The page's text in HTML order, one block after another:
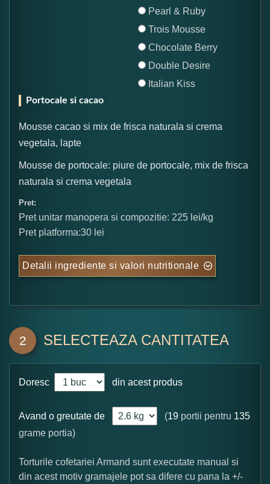
Pearl & Ruby
Trois Mousse
Chocolate Berry
Double Desire
Italian Kiss
Portocale si cacao
Mousse cacao si mix de frisca naturala si crema
vegetala, lapte
Mousse de portocale: piure de portocale, mix de frisca
naturala si crema vegetala
Pret:
Pret unitar manopera si compozitie: 225 lei/kg
Pret platforma:30 lei
Detalii ingrediente si valori nutritionale
2 SELECTEAZA CANTITATEA
Doresc din acest produs
Avand o greutate de (19 portii pentru 135
grame portia)
Torturile cofetariei Armand sunt executate manual si
din acest motiv gramajele pot sa difere cu pana la +/-